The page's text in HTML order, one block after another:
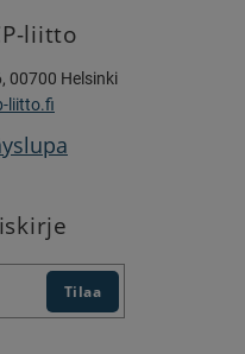
liitto
00700 Helsinki
liitto.fi